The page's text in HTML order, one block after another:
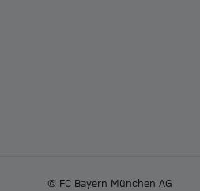
© FC Bayern München AG